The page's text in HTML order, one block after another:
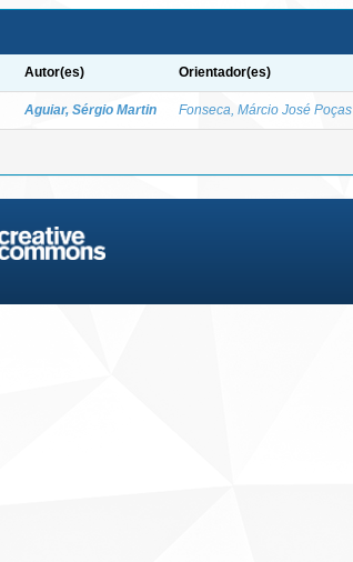
Autor(es) Orientador(es)
Aguiar, Sérgio Martin Fonseca, Márcio José Poças